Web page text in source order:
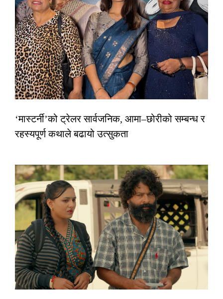
‘मास्टर्नी’को ट्रेलर सार्वजनिक, आमा–छोरीको सम्बन्ध र
रहस्यपूर्ण कथाले बढायो उत्सुकता